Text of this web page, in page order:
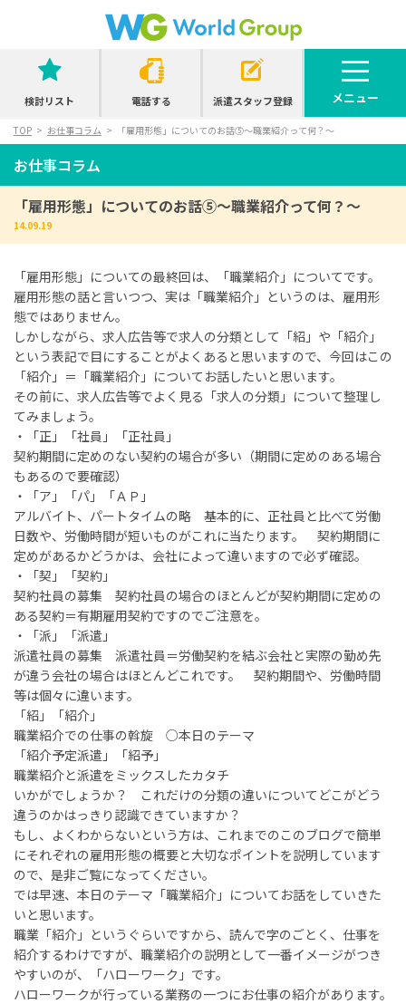
検討リスト 電話する 派遣スタッフ登録 メニュー
TOP お仕事コラム 「雇用形態」についてのお話⑤～職業紹介って何？～
お仕事コラム
「雇用形態」についてのお話⑤～職業紹介って何？～
14.09.19
「雇用形態」についての最終回は、「職業紹介」についてです。
雇用形態の話と言いつつ、実は「職業紹介」というのは、雇用形
態ではありません。
しかしながら、求人広告等で求人の分類として「紹」や「紹介」
という表記で目にすることがよくあると思いますので、今回はこの
「紹介」＝「職業紹介」についてお話したいと思います。
その前に、求人広告等でよく見る「求人の分類」について整理し
てみましょう。
・「正」「社員」「正社員」
契約期間に定めのない契約の場合が多い（期間に定めのある場合
もあるので要確認）
・「ア」「パ」「ＡＰ」
アルバイト、パートタイムの略 基本的に、正社員と比べて労働
日数や、労働時間が短いものがこれに当たります。 契約期間に
定めがあるかどうかは、会社によって違いますので必ず確認。
・「契」「契約」
契約社員の募集 契約社員の場合のほとんどが契約期間に定めの
ある契約＝有期雇用契約ですのでご注意を。
・「派」「派遣」
派遣社員の募集 派遣社員＝労働契約を結ぶ会社と実際の勤め先
が違う会社の場合はほとんどこれです。 契約期間や、労働時間
等は個々に違います。
「紹」「紹介」
職業紹介での仕事の斡旋 ○本日のテーマ
「紹介予定派遣」「紹予」
職業紹介と派遣をミックスしたカタチ
いかがでしょうか？ これだけの分類の違いについてどこがどう
違うのかはっきり認識できていますか？
もし、よくわからないという方は、これまでのこのブログで簡単
にそれぞれの雇用形態の概要と大切なポイントを説明しています
ので、是非ご覧になってください。
では早速、本日のテーマ「職業紹介」についてお話をしていきた
いと思います。
職業「紹介」というぐらいですから、読んで字のごとく、仕事を
紹介するわけですが、職業紹介の説明として一番イメージがつき
やすいのが、「ハローワーク」です。
ハローワークが行っている業務の一つにお仕事の紹介があります。